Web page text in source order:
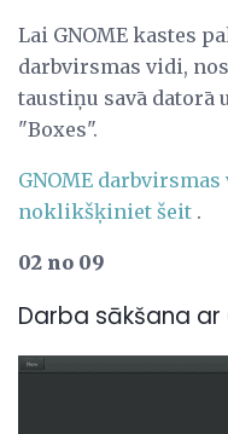
Lai GNOME kastes
darbvirsmas vidi,
taustiņu savā
"Boxes".
GNOME
noklikšķiniet šeit .
02 no 09
Darba sākšana ar